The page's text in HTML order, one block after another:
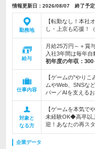
情報更新日：2026/08/07 終了予
勤務地
【転勤なし！本社
し・上京も応援！
給与
月給25万円～＋賞
入社3年間は毎年
初年度の年収： 300
仕事内容
【ゲームの"やり
ムやWeb、SNSな
バー／AIを支える
対象と
なる方
【ゲームを本気で
未経験OK◆高卒
迎！あなたの再ス
企業データ